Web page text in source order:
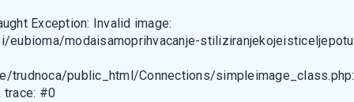
Exception: Invalid image:
eubioma/modaisamoprihvacanje-
trudnoca/public_html/Connections/
trace: #0